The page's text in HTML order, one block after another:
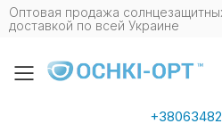
Оптовая продажа
доставкой по всей Украине
Toggle mobile